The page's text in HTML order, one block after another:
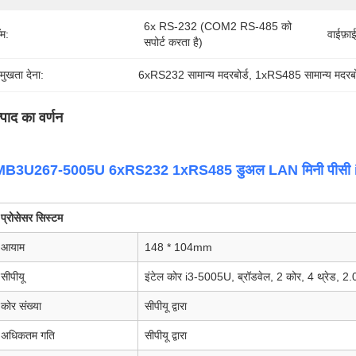
6x RS-232 (COM2 RS-485 को
सपोर्ट करता है)
देना: 6xRS232 सामान्य मदरबोर्ड 1xRS485 सामान्य
का वर्णन
5005U 6xRS232 1xRS485 डुअल LAN मिनी पीसी
प्रोसेसर सिस्टम
आयाम 148 * 104mm
सीपीयू इंटेल कोर i3-5005U, ब्रॉडवेल, 2 कोर, 4 थ्रेड,
कोर संख्या सीपीयू द्वारा
अधिकतम गति सीपीयू द्वारा